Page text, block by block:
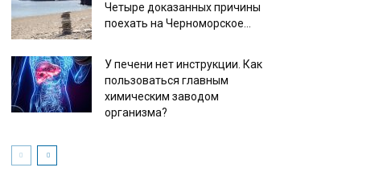
Четыре доказанных причины
поехать на Черноморское...
У печени нет инструкции. Как
пользоваться главным
химическим заводом
организма?